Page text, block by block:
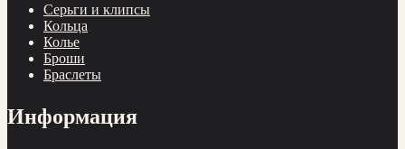
Cерьги и клипсы
Кольца
Колье
Броши
Браслеты
Информация